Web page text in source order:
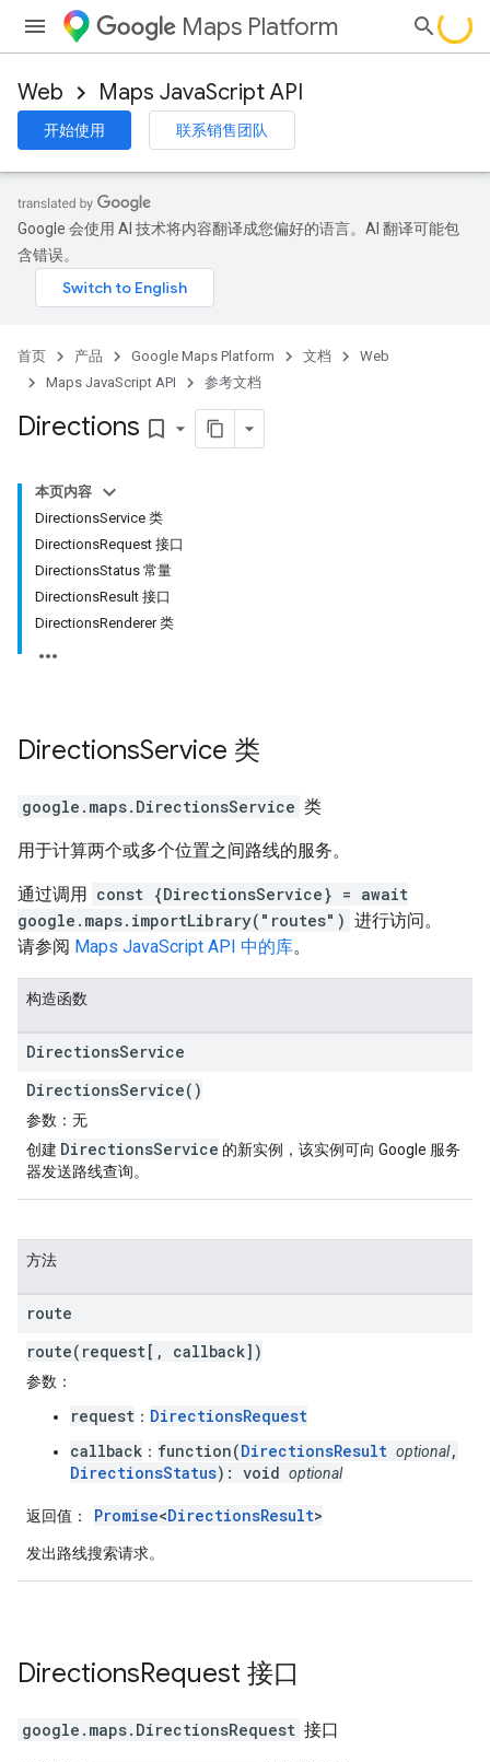
Maps Platform
Web Maps JavaScript API
开始使用 联系销售团队
Google 会使用 AI 技术将内容翻译成您偏好的语言。AI 翻译可能包
含错误。
首页 产品 Google Maps Platform 文档
Web
Maps JavaScript API
参考文档
Directions bookmark_border
本页内容
DirectionsService 类
DirectionsRequest 接口
DirectionsStatus 常量
DirectionsResult 接口
DirectionsRenderer 类
DirectionsService 类
google.maps. DirectionsService 类
用于计算两个或多个位置之间路线的服务。
通过调用 const {DirectionsService} = await
google.maps.importLibrary("routes") 进行访问。
请参阅 Maps JavaScript API 中的库。
构造函数
DirectionsService
DirectionsService()
参数 ：无
创建 DirectionsService 的新实例，该实例可向 Google 服务
器发送路线查询。
方法
route
route(request[, callback])
参数 ：
request ： DirectionsRequest
callback ： function(DirectionsResult optional,
DirectionsStatus): void optional
返回值 ： Promise<DirectionsResult>
发出路线搜索请求。
DirectionsRequest 接口
google.maps. DirectionsRequest 接口